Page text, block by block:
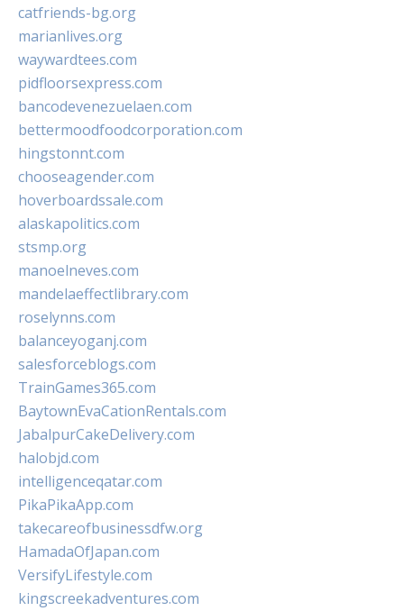
catfriends-bg.org
marianlives.org
waywardtees.com
pidfloorsexpress.com
bancodevenezuelaen.com
bettermoodfoodcorporation.com
hingstonnt.com
chooseagender.com
hoverboardssale.com
alaskapolitics.com
stsmp.org
manoelneves.com
mandelaeffectlibrary.com
roselynns.com
balanceyoganj.com
salesforceblogs.com
TrainGames365.com
BaytownEvaCationRentals.com
JabalpurCakeDelivery.com
halobjd.com
intelligenceqatar.com
PikaPikaApp.com
takecareofbusinessdfw.org
HamadaOfJapan.com
VersifyLifestyle.com
kingscreekadventures.com